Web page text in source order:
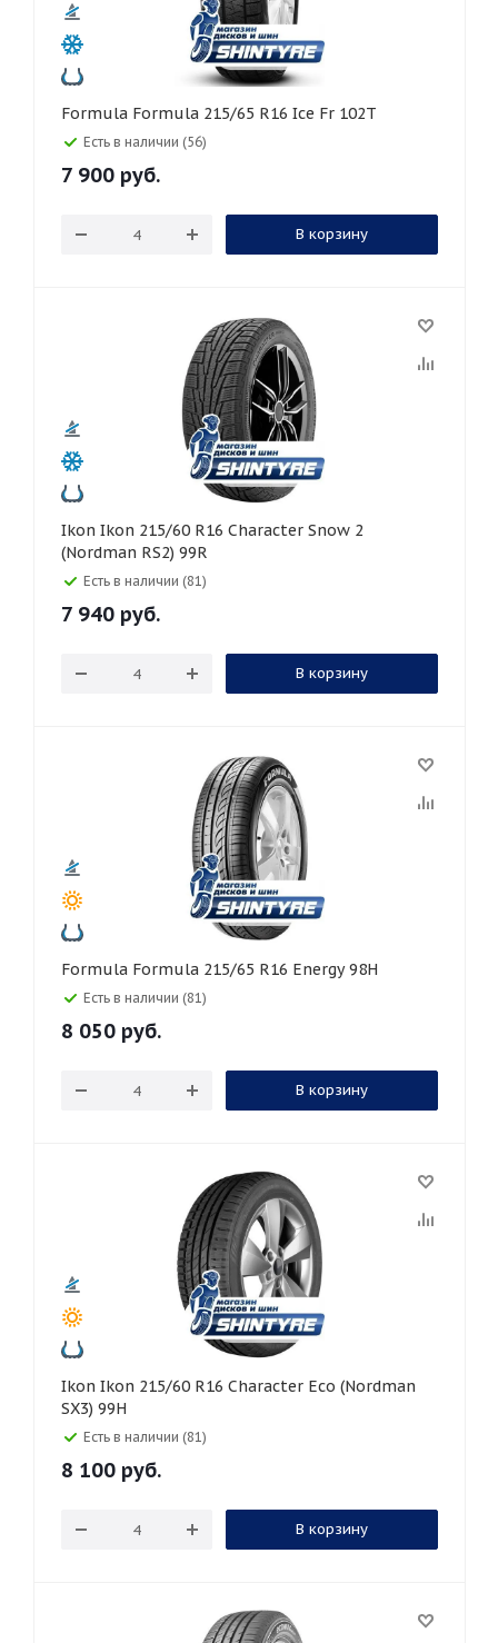
Formula Formula 215/65 R16 Ice Fr 102T
Есть в наличии (56)
7 900 руб.
В корзину
Ikon Ikon 215/60 R16 Character Snow 2
(Nordman RS2) 99R
Есть в наличии (81)
7 940 руб.
В корзину
Formula Formula 215/65 R16 Energy 98H
Есть в наличии (81)
8 050 руб.
В корзину
Ikon Ikon 215/60 R16 Character Eco (Nordman
SX3) 99H
Есть в наличии (81)
8 100 руб.
В корзину